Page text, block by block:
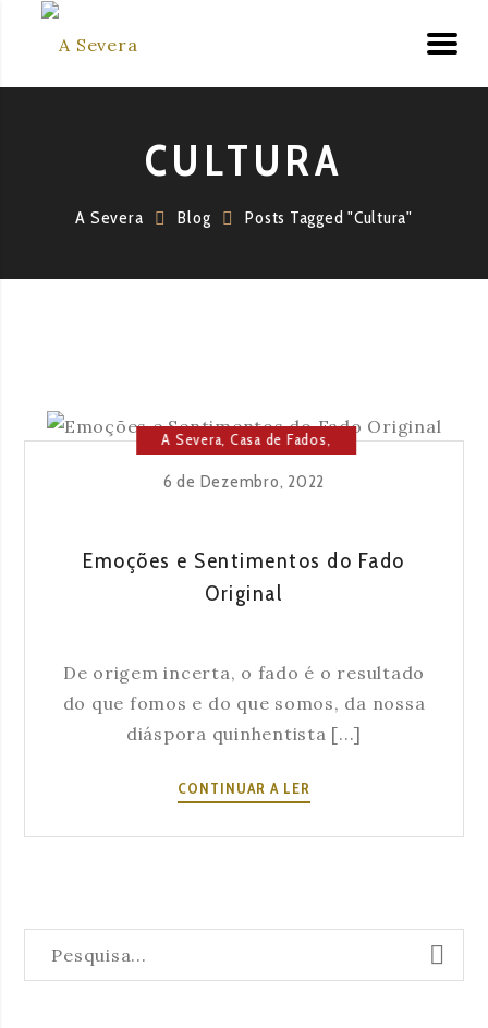
CULTURA
A Severa Blog Posts Tagged "Cultura"
A Severa,Casa de Fados,
6 de Dezembro, 2022
Emoções e Sentimentos do Fado
Original
De origem incerta, o fado é o resultado
do que fomos e do que somos, da nossa
diáspora quinhentista [...]
CONTINUAR A LER
SENTIMENTOS